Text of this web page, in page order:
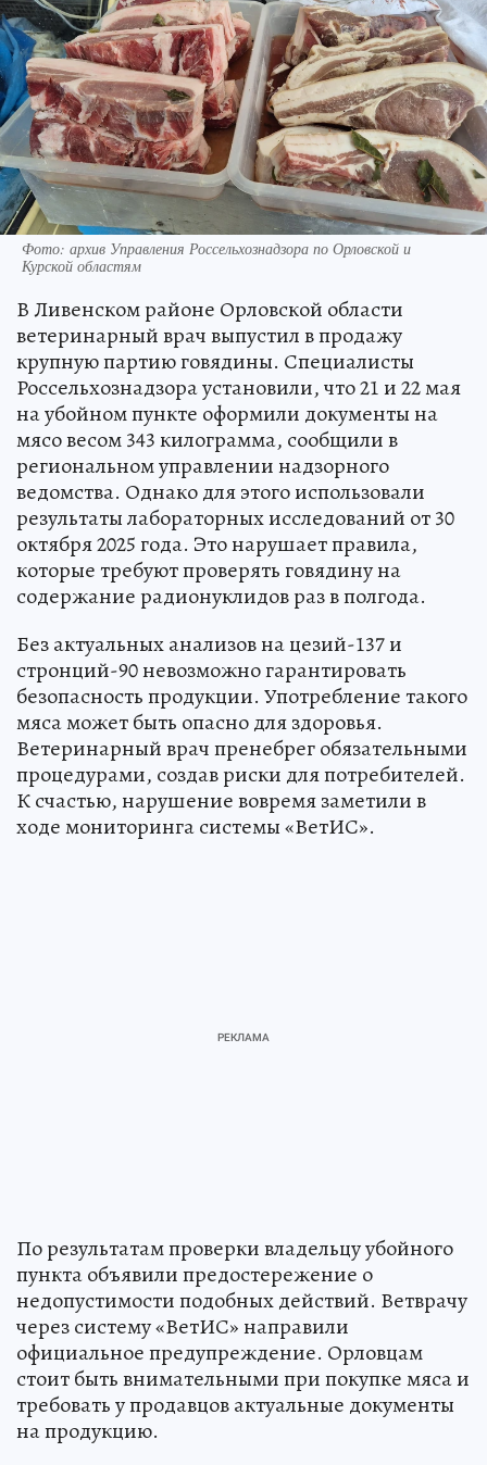
Фото: архив Управления Россельхознадзора по Орловской и
Курской областям
В Ливенском районе Орловской области
ветеринарный врач выпустил в продажу
крупную партию говядины. Специалисты
Россельхознадзора установили, что 21 и 22 мая
на убойном пункте оформили документы на
мясо весом 343 килограмма, сообщили в
региональном управлении надзорного
ведомства. Однако для этого использовали
результаты лабораторных исследований от 30
октября 2025 года. Это нарушает правила,
которые требуют проверять говядину на
содержание радионуклидов раз в полгода.
Без актуальных анализов на цезий-137 и
стронций-90 невозможно гарантировать
безопасность продукции. Употребление такого
мяса может быть опасно для здоровья.
Ветеринарный врач пренебрег обязательными
процедурами, создав риски для потребителей.
К счастью, нарушение вовремя заметили в
ходе мониторинга системы «ВетИС».
По результатам проверки владельцу убойного
пункта объявили предостережение о
недопустимости подобных действий. Ветврачу
через систему «ВетИС» направили
официальное предупреждение. Орловцам
стоит быть внимательными при покупке мяса и
требовать у продавцов актуальные документы
на продукцию.